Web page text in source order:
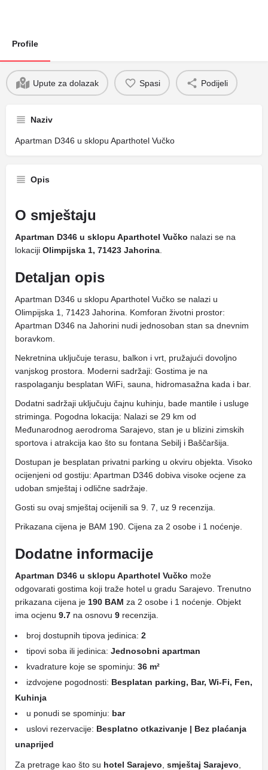
Profile
Upute za dolazak Spasi Podijeli
Naziv
Apartman D346 u sklopu Aparthotel Vučko
Opis
O smještaju
Apartman D346 u sklopu Aparthotel Vučko nalazi se na
lokaciji Olimpijska 1, 71423 Jahorina
Detaljan opis
Apartman D346 u sklopu Aparthotel Vučko se nalazi u
Olimpijska 1, 71423 Jahorina. Komforan životni prostor:
Apartman D346 na Jahorini nudi jednosoban stan sa dnevnim
boravkom.
Nekretnina uključuje terasu, balkon i vrt, pružajući dovoljno
vanjskog prostora. Moderni sadržaji: Gostima je na
raspolaganju besplatan WiFi, sauna, hidromasažna kada i bar.
Dodatni sadržaji uključuju čajnu kuhinju, bade mantile i usluge
striminga. Pogodna lokacija: Nalazi se 29 km od
Međunarodnog aerodroma Sarajevo, stan je u blizini zimskih
sportova i atrakcija kao što su fontana Sebilj i Baščaršija.
Dostupan je besplatan privatni parking u okviru objekta. Visoko
ocijenjeni od gostiju: Apartman D346 dobiva visoke ocjene za
udoban smještaj i odlične sadržaje.
Gosti su ovaj smještaj ocijenili sa 9. 7, uz 9 recenzija.
Prikazana cijena je BAM 190. Cijena za 2 osobe i 1 noćenje.
Dodatne informacije
Apartman D346 u sklopu Aparthotel Vučko može
odgovarati gostima koji traže hotel u gradu Sarajevo. Trenutno
prikazana cijena je 190 BAM za 2 osobe i 1 noćenje. Objekt
ima ocjenu 9.7 na osnovu 9 recenzija.
broj dostupnih tipova jedinica: 2
tipovi soba ili jedinica: Jednosobni apartman
kvadrature koje se spominju: 36 m²
izdvojene pogodnosti: Besplatan parking, Bar, Wi-Fi, Fen,
Kuhinja
u ponudi se spominju: bar
uslovi rezervacije: Besplatno otkazivanje | Bez plaćanja
unaprijed
Za pretrage kao što su hotel Sarajevo smještaj Sarajevo